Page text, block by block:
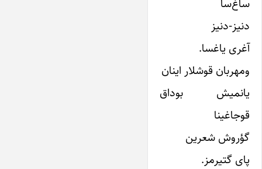
دنیز-دنیز
آغری یاغسا.
ومهربان قوشلار اینان
یانمیش بوداق
قوجاغینا
گؤروش شعرین
پای گتیرمز.